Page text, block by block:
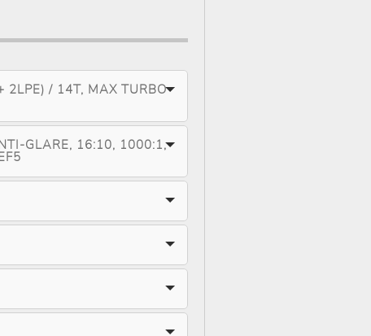
2LPE) / 14T, MAX TURBO
GLARE, 16:10, 1000:1,